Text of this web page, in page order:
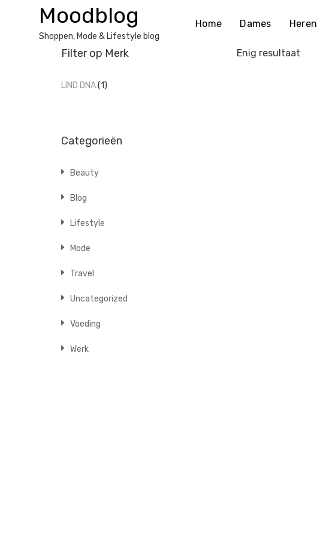
Moodblog
Shoppen, Mode & Lifestyle blog
Home Dames Heren
Enig resultaat
Filter op Merk
LIND DNA(1)
Categorieën
Beauty
Blog
Lifestyle
Mode
Travel
Uncategorized
Voeding
Werk